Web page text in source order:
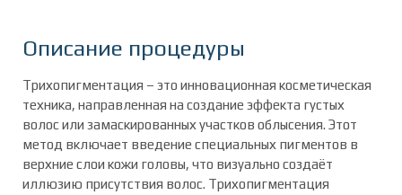
Описание процедуры
Трихопигментация – это инновационная косметическая
техника, направленная на создание эффекта густых
волос или замаскированных участков облысения. Этот
метод включает введение специальных пигментов в
верхние слои кожи головы, что визуально создаёт
иллюзию присутствия волос. Трихопигментация